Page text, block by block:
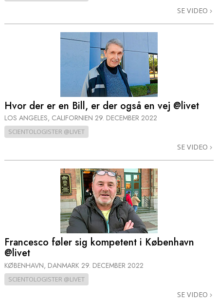
SE VIDEO
Hvor der er en Bill, er der også en vej @livet
LOS ANGELES, CALIFORNIEN 29. DECEMBER 2022
SCIENTOLOGISTER @LIVET
SE VIDEO
Francesco føler sig kompetent i København
@livet
KØBENHAVN, DANMARK 29. DECEMBER 2022
SCIENTOLOGISTER @LIVET
SE VIDEO